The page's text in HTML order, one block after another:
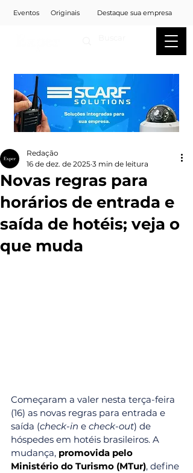
Eventos Originais Destaque sua empresa
Novas regras para
horários de entrada e
saída de hotéis; veja o
que muda
Redação
16 de dez. de 2025 3 min de leitura
Começaram a valer nesta terça-feira
(16) as novas regras para entrada e
saída (check-in e check-out) de
hóspedes em hotéis brasileiros. A
mudança, promovida pelo
Ministério do Turismo (MTur), define